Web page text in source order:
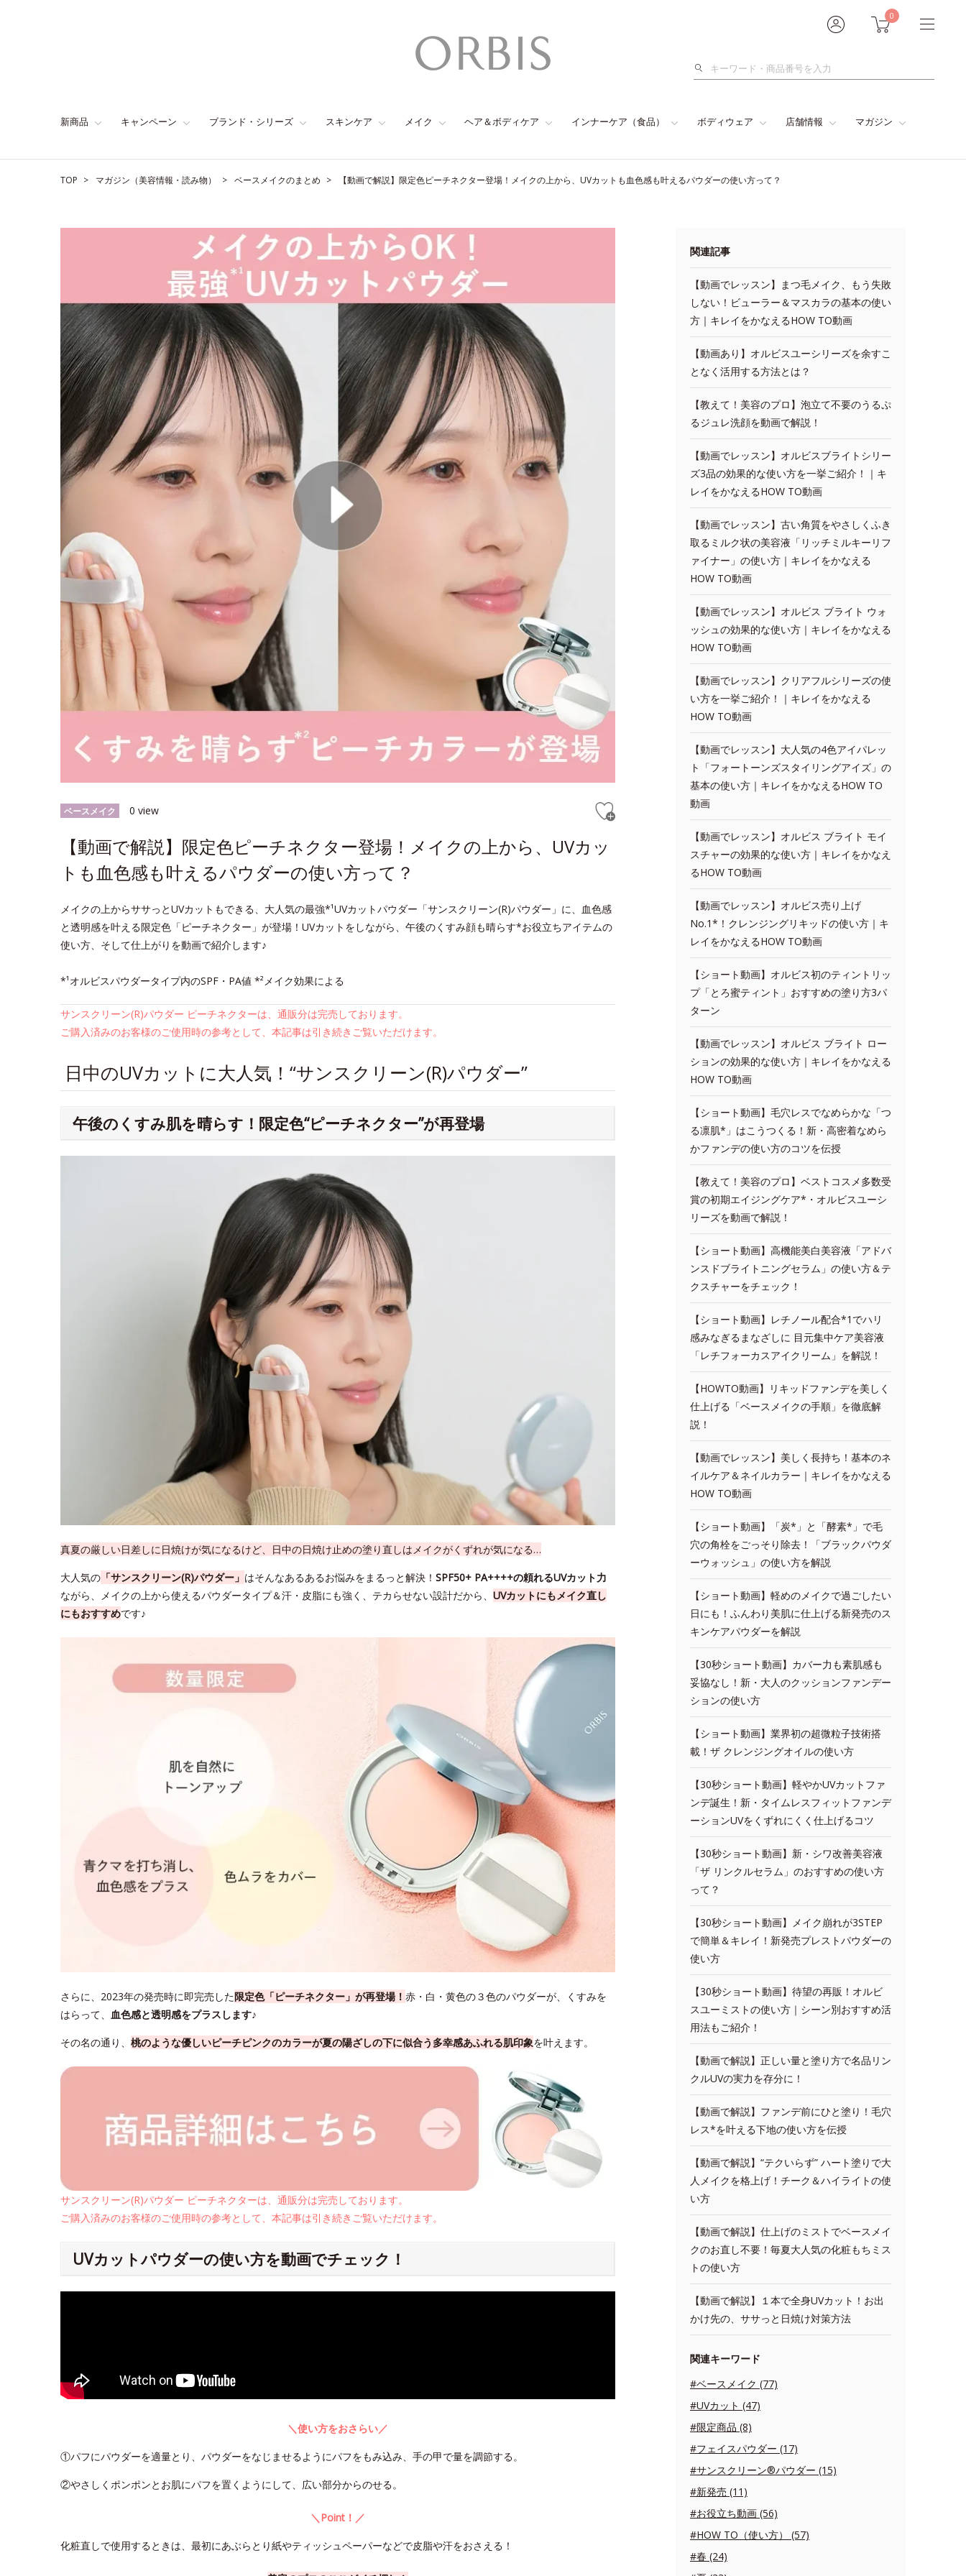
0
検
新商品 キャンペーン ブランド・シリーズ スキンケア メイク ヘア＆ボディケア インナーケア（食品） ボディウェア 店舗情報 マガジン
TOP マガジン（美容情報・読み物） ベースメイクのまとめ 【動画で解説】限定色ピーチネクター登場！メイクの上から、UVカットも血色感も叶えるパウダーの使い方って？
ベースメイク 0 view
【動画で解説】限定色ピーチネクター登場！メイクの上から、UVカッ
トも血色感も叶えるパウダーの使い方って？
メイクの上からササっとUVカットもできる、大人気の最強*¹UVカットパウダー「サンスクリーン(R)パウダー」に、血色感
と透明感を叶える限定色「ピーチネクター」が登場！UVカットをしながら、午後のくすみ顔も晴らす*お役立ちアイテムの
使い方、そして仕上がりを動画で紹介します♪
*¹オルビスパウダータイプ内のSPF・PA値 *²メイク効果による
サンスクリーン(R)パウダー ピーチネクターは、通販分は完売しております。
ご購入済みのお客様のご使用時の参考として、本記事は引き続きご覧いただけます。
日中のUVカットに大人気！“サンスクリーン(R)パウダー”
午後のくすみ肌を晴らす！限定色“ピーチネクター”が再登場
真夏の厳しい日差しに日焼けが気になるけど、日中の日焼け止めの塗り直しはメイクがくずれが気になる…
大人気の 「サンスクリーン(R)パウダー」 はそんなあるあるお悩みをまるっと解決！ SPF50+ PA++++の頼れるUVカット力
ながら、メイクの上から使えるパウダータイプ＆汗・皮脂にも強く、テカらせない設計だから、 UVカットにもメイク直し
にもおすすめです♪
さらに、2023年の発売時に即完売した限定色「ピーチネクター」が再登場！ 赤・白・黄色の３色のパウダーが、くすみを
はらって、 血色感と透明感をプラスします♪
その名の通り、 桃のような優しいピーチピンクのカラーが夏の陽ざしの下に似合う多幸感あふれる肌印象を叶えます。
サンスクリーン(R)パウダー ピーチネクターは、通販分は完売しております。
ご購入済みのお客様のご使用時の参考として、本記事は引き続きご覧いただけます。
UVカットパウダーの使い方を動画でチェック！
＼使い方をおさらい／
①パフにパウダーを適量とり、パウダーをなじませるようにパフをもみ込み、手の甲で量を調節する。
②やさしくポンポンとお肌にパフを置くようにして、広い部分からのせる。
＼Point！／
化粧直しで使用するときは、最初にあぶらとり紙やティッシュペーパーなどで皮脂や汗をおさえる！
関連記事
【動画でレッスン】まつ毛メイク、もう失敗
しない！ビューラー＆マスカラの基本の使い
方｜キレイをかなえるHOW TO動画
【動画あり】オルビスユーシリーズを余すこ
となく活用する方法とは？
【教えて！美容のプロ】泡立て不要のうるぷ
るジュレ洗顔を動画で解説！
【動画でレッスン】オルビスブライトシリー
ズ3品の効果的な使い方を一挙ご紹介！｜キ
レイをかなえるHOW TO動画
【動画でレッスン】古い角質をやさしくふき
取るミルク状の美容液「リッチミルキーリフ
ァイナー」の使い方｜キレイをかなえる
HOW TO動画
【動画でレッスン】オルビス ブライト ウォ
ッシュの効果的な使い方｜キレイをかなえる
HOW TO動画
【動画でレッスン】クリアフルシリーズの使
い方を一挙ご紹介！｜キレイをかなえる
HOW TO動画
【動画でレッスン】大人気の4色アイパレッ
ト「フォートーンズスタイリングアイズ」の
基本の使い方｜キレイをかなえるHOW TO
動画
【動画でレッスン】オルビス ブライト モイ
スチャーの効果的な使い方｜キレイをかなえ
るHOW TO動画
【動画でレッスン】オルビス売り上げ
No.1*！クレンジングリキッドの使い方｜キ
レイをかなえるHOW TO動画
【ショート動画】オルビス初のティントリッ
プ「とろ蜜ティント」おすすめの塗り方3パ
ターン
【動画でレッスン】オルビス ブライト ロー
ションの効果的な使い方｜キレイをかなえる
HOW TO動画
【ショート動画】毛穴レスでなめらかな「つ
る凛肌*」はこうつくる！新・高密着なめら
かファンデの使い方のコツを伝授
【教えて！美容のプロ】ベストコスメ多数受
賞の初期エイジングケア*・オルビスユーシ
リーズを動画で解説！
【ショート動画】高機能美白美容液「アドバ
ンスドブライトニングセラム」の使い方＆テ
クスチャーをチェック！
【ショート動画】レチノール配合*1でハリ
感みなぎるまなざしに 目元集中ケア美容液
「レチフォーカスアイクリーム」を解説！
【HOWTO動画】リキッドファンデを美しく
仕上げる「ベースメイクの手順」を徹底解
説！
【動画でレッスン】美しく長持ち！基本のネ
イルケア＆ネイルカラー｜キレイをかなえる
HOW TO動画
【ショート動画】「炭*」と「酵素*」で毛
穴の角栓をごっそり除去！「ブラックパウダ
ーウォッシュ」の使い方を解説
【ショート動画】軽めのメイクで過ごしたい
日にも！ふんわり美肌に仕上げる新発売のス
キンケアパウダーを解説
【30秒ショート動画】カバー力も素肌感も
妥協なし！新・大人のクッションファンデー
ションの使い方
【ショート動画】業界初の超微粒子技術搭
載！ザ クレンジングオイルの使い方
【30秒ショート動画】軽やかUVカットファ
ンデ誕生！新・タイムレスフィットファンデ
ーションUVをくずれにくく仕上げるコツ
【30秒ショート動画】新・シワ改善美容液
「ザ リンクルセラム」のおすすめの使い方
って？
【30秒ショート動画】メイク崩れが3STEP
で簡単＆キレイ！新発売プレストパウダーの
使い方
【30秒ショート動画】待望の再販！オルビ
スユーミストの使い方｜シーン別おすすめ活
用法もご紹介！
【動画で解説】正しい量と塗り方で名品リン
クルUVの実力を存分に！
【動画で解説】ファンデ前にひと塗り！毛穴
レス*を叶える下地の使い方を伝授
【動画で解説】“テクいらず” ハート塗りで大
人メイクを格上げ！チーク＆ハイライトの使
い方
【動画で解説】仕上げのミストでベースメイ
クのお直し不要！毎夏大人気の化粧もちミス
トの使い方
【動画で解説】１本で全身UVカット！お出
かけ先の、ササっと日焼け対策方法
関連キーワード
#ベースメイク (77)
#UVカット (47)
#限定商品 (8)
#フェイスパウダー (17)
#サンスクリーン®パウダー (15)
#新発売 (11)
#お役立ち動画 (56)
#HOW TO（使い方） (57)
#春 (24)